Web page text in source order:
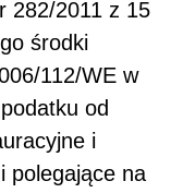
282/2011 z 15
środki
112/WE w
od
i
polegające na